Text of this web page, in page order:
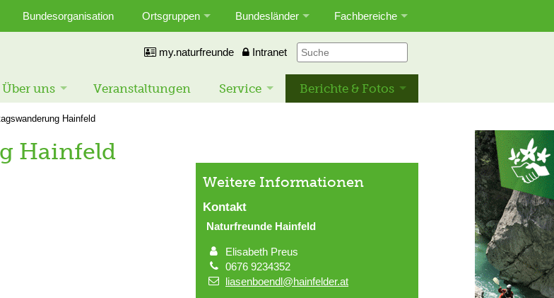
Bundesorganisation Ortsgruppen Bundesländer Fachbereiche
my.naturfreunde Intranet
Über uns Veranstaltungen Service Berichte & Fotos
Hainfeld
Hainfeld
Weitere Informationen
Kontakt
Naturfreunde Hainfeld
Elisabeth Preus
0676 9234352
liasenboendl@hainfelder.at